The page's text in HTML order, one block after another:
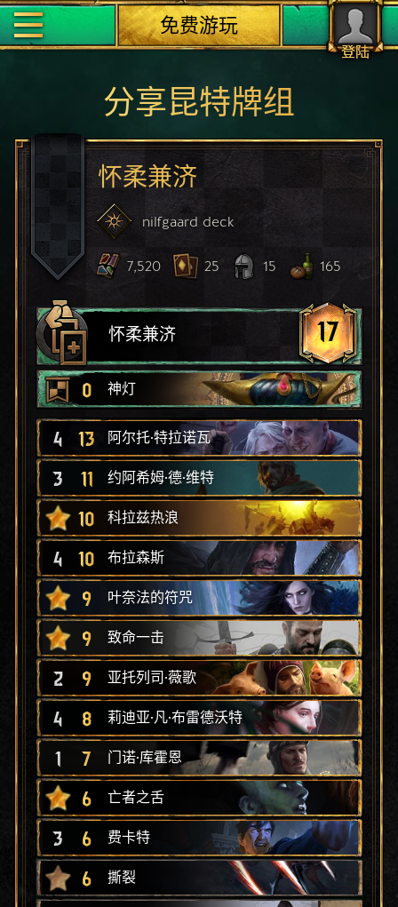
登陆
免费游玩
分享昆特牌组
怀柔兼济
nilfgaard deck
7,520 25 15 165
怀柔兼济 17
0 神灯
4 13 阿尔托·特拉诺瓦
3 11 约阿希姆·德·维特
10 科拉兹热浪
4 10 布拉森斯
9 叶奈法的符咒
9 致命一击
2 9 亚托列司·薇歌
4 8 莉迪亚·凡·布雷德沃特
1 7 门诺·库霍恩
6 亡者之舌
3 6 费卡特
6 撕裂